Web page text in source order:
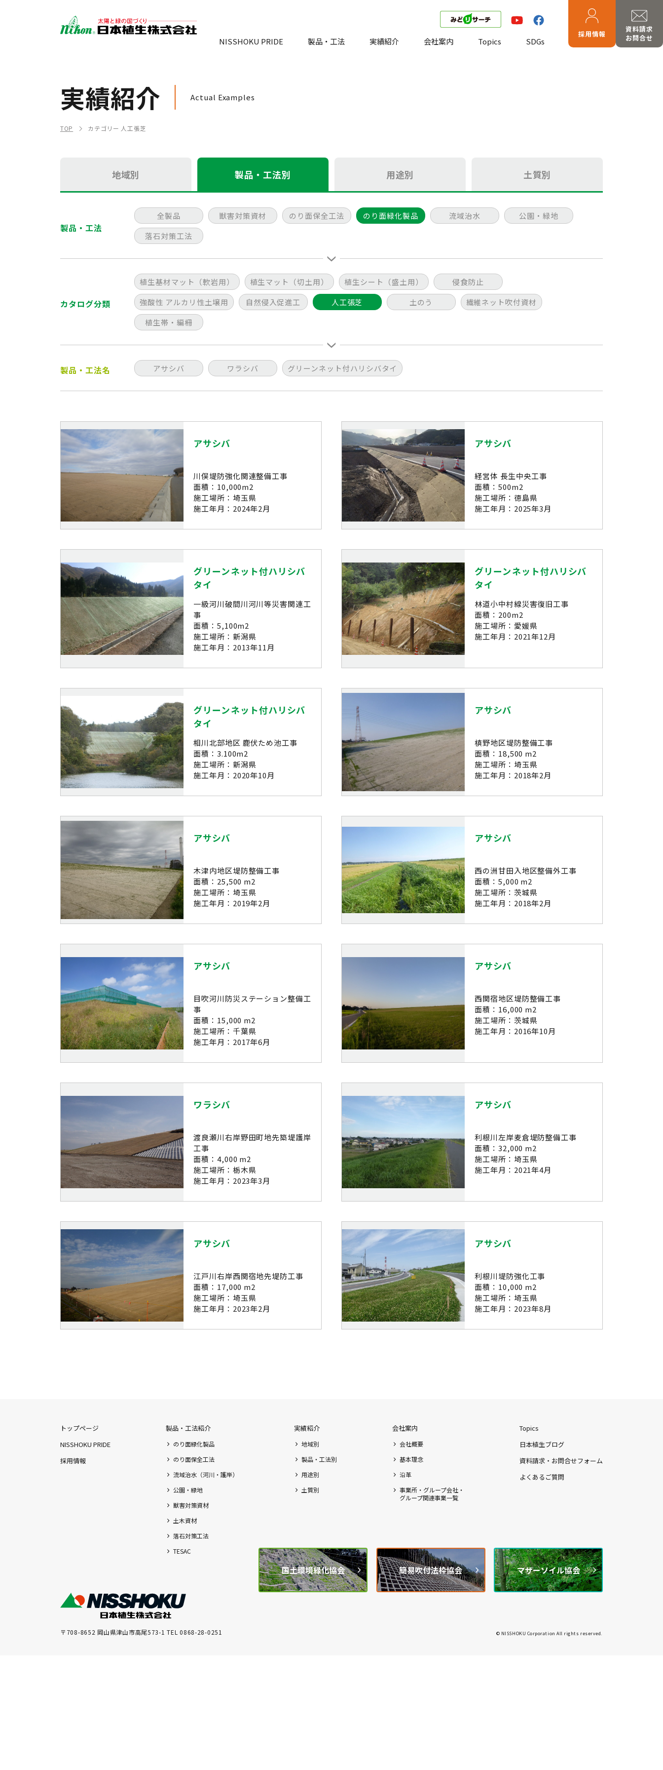
採用情報
資料請求
お問合せ
NISSHOKU PRIDE 製品・工法 実績紹介 会社案内 Topics SDGs
実績紹介 Actual Examples
TOP カテゴリー 人工張芝
地域別 製品・工法別 用途別 土質別
製品・工法
全製品 獣害対策資材 のり面保全工法 のり面緑化製品 流域治水
公園・緑地
落石対策工法
カタログ分類
植生基材マット（軟岩用） 植生マット（切土用） 植生シート（盛土用）
侵食防止
強酸性 アルカリ性土壌用
自然侵入促進工 人工張芝 土のう
繊維ネット吹付資材
植生帯・編柵
製品・工法名 アサシバ ワラシバ グリーンネット付ハリシバタイ
アサシバ
川俣堤防強化関連整備工事
面積：10,000m2
施工場所：埼玉県
施工年月：2024年2月
アサシバ
経営体 長生中央工事
面積：500m2
施工場所：徳島県
施工年月：2025年3月
グリーンネット付ハリシバ
タイ
一級河川破間川河川等災害関連工
事
面積：5,100m2
施工場所：新潟県
施工年月：2013年11月
グリーンネット付ハリシバ
タイ
林道小中村線災害復旧工事
面積：200m2
施工場所：愛媛県
施工年月：2021年12月
グリーンネット付ハリシバ
タイ
相川北部地区 鹿伏ため池工事
面積：3.100m2
施工場所：新潟県
施工年月：2020年10月
アサシバ
槙野地区堤防整備工事
面積：18,500 m2
施工場所：埼玉県
施工年月：2018年2月
アサシバ
木津内地区堤防整備工事
面積：25,500 m2
施工場所：埼玉県
施工年月：2019年2月
アサシバ
西の洲甘田入地区整備外工事
面積：5,000 m2
施工場所：茨城県
施工年月：2018年2月
アサシバ
目吹河川防災ステーション整備工
事
面積：15,000 m2
施工場所：千葉県
施工年月：2017年6月
アサシバ
西関宿地区堤防整備工事
面積：16,000 m2
施工場所：茨城県
施工年月：2016年10月
ワラシバ
渡良瀬川右岸野田町地先築堤護岸
工事
面積：4,000 m2
施工場所：栃木県
施工年月：2023年3月
アサシバ
利根川左岸麦倉堤防整備工事
面積：32,000 m2
施工場所：埼玉県
施工年月：2021年4月
アサシバ
江戸川右岸西関宿地先堤防工事
面積：17,000 m2
施工場所：埼玉県
施工年月：2023年2月
アサシバ
利根川堤防強化工事
面積：10,000 m2
施工場所：埼玉県
施工年月：2023年8月
トップページ
NISSHOKU PRIDE
採用情報
製品・工法紹介
のり面緑化製品
のり面保全工法
流域治水（河川・護岸）
公園・緑地
獣害対策資材
土木資材
落石対策工法
TESAC
実績紹介
地域別
製品・工法別
用途別
土質別
会社案内
会社概要
基本理念
沿革
事業所・グループ会社・
グループ関連事業一覧
Topics
日本植生ブログ
資料請求・お問合せフォーム
よくあるご質問
国土環境緑化協会 簡易吹付法枠協会 マザーソイル協会
〒708-8652 岡山県津山市高尾573-1 TEL 0868-28-0251 © NISSHOKU Corporation All rights reserved.